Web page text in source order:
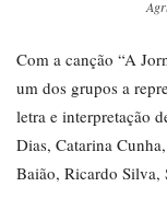
Com a canção “A
um dos grupos a
letra e interpretação
Dias, Catarina
Baião, Ricardo Silva,